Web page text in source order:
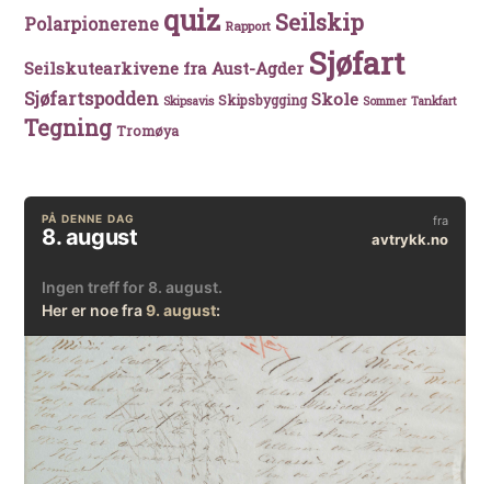
Polarpionerene quiz Rapport Seilskip
Seilskutearkivene fra Aust-Agder Sjøfart
Sjøfartspodden Skipsavis Skipsbygging Skole Sommer Tankfart
Tegning Tromøya